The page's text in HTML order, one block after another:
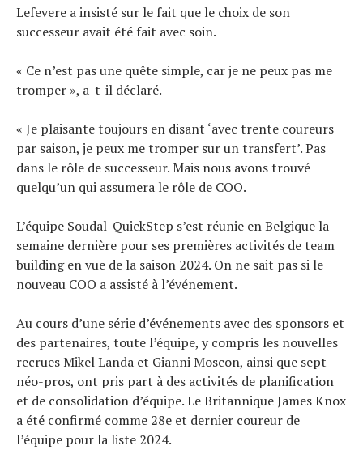
Lefevere a insisté sur le fait que le choix de son
successeur avait été fait avec soin.
« Ce n’est pas une quête simple, car je ne peux pas me
tromper », a-t-il déclaré.
« Je plaisante toujours en disant ‘avec trente coureurs
par saison, je peux me tromper sur un transfert’. Pas
dans le rôle de successeur. Mais nous avons trouvé
quelqu’un qui assumera le rôle de COO.
L’équipe Soudal-QuickStep s’est réunie en Belgique la
semaine dernière pour ses premières activités de team
building en vue de la saison 2024. On ne sait pas si le
nouveau COO a assisté à l’événement.
Au cours d’une série d’événements avec des sponsors et
des partenaires, toute l’équipe, y compris les nouvelles
recrues Mikel Landa et Gianni Moscon, ainsi que sept
néo-pros, ont pris part à des activités de planification
et de consolidation d’équipe. Le Britannique James Knox
a été confirmé comme 28e et dernier coureur de
l’équipe pour la liste 2024.